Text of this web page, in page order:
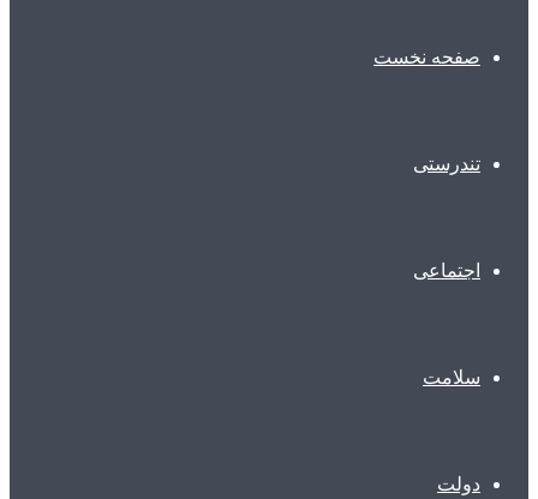
صفحه نخست
تندرستی
اجتماعی
سلامت
دولت